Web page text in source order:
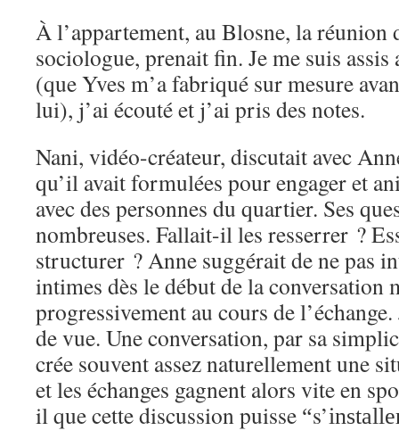
À l’appartement, au Blosne, la réunion
sociologue, prenait fin. Je me suis
(que Yves m’a fabriqué sur mesure
lui), j’ai écouté et j’ai pris des notes.
Nani, vidéo-créateur, discutait avec
qu’il avait formulées pour engager et
avec des personnes du quartier. Ses
nombreuses. Fallait-il les resserrer ?
structurer ? Anne suggérait de ne pas
intimes dès le début de la conversation
progressivement au cours de
de vue. Une conversation, par sa
crée souvent assez naturellement une
et les échanges gagnent alors vite en
il que cette discussion puisse “s’